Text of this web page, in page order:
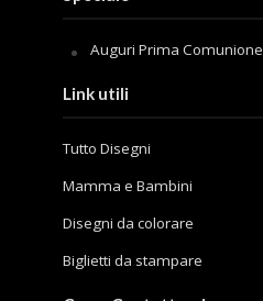
Auguri Prima Comunione
Link utili
Tutto Disegni
Mamma e Bambini
Disegni da colorare
Biglietti da stampare